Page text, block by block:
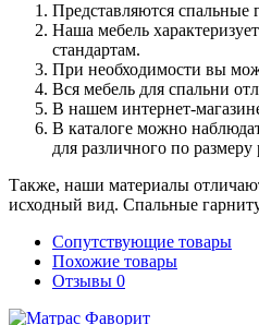
Представляются спальные
Наша мебель
стандартам.
При необходимости вы
Вся мебель для спальни
В нашем интернет-
В каталоге можно
для различного по
Также, наши материалы
исходный вид. Спальные
Сопутствующие товары
Похожие товары
Отзывы 0